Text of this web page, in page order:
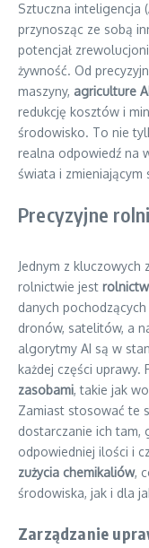
Sztuczna inteligencja
przynosząc ze sobą
potencjał
żywność. Od
maszyny, agriculture
redukcję kosztów i
środowisko. To nie
realna odpowiedź na
świata i zmieniającym
Precyzyjne
Jednym z
rolnictwie jest
danych
dronów, satelitów, a
algorytmy AI są w
każdej części uprawy.
zasobami, takie jak
Zamiast stosować te
dostarczanie ich tam,
odpowiedniej ilości i
zużycia chemikaliów,
środowiska, jak i dla
Zarządzanie